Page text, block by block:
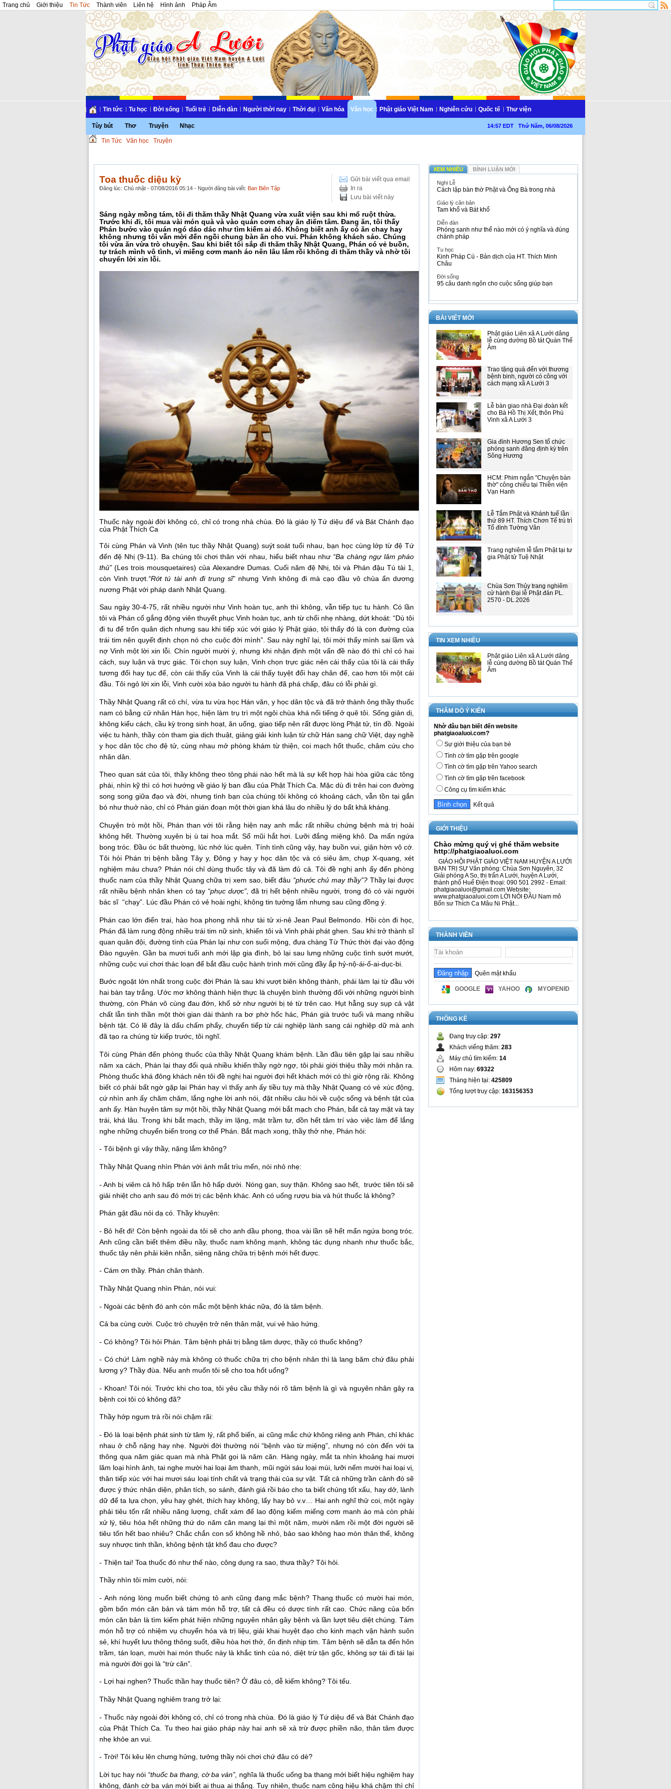
Trang chủ Giới thiệu Tin Tức Thành viên Liên hệ Hình ảnh Pháp Âm
Tin tức Tu học Đời sống Tuổi trẻ Diễn đàn Người thời nay Thời đại Văn hóa Văn học
Tùy bút Thơ Truyện Nhạc
Phật giáo Việt Nam Nghiên cứu Quốc tế Thư viện
14:57 EDT Thứ Năm, 06/08/2026
Tin Tức Văn học Truyện
Gửi bài viết qua email
In ra
Lưu bài viết này
Toa thuốc diệu kỳ
Đăng lúc: Chủ nhật - 07/08/2016 05:14 - Người đăng bài viết: Ban Biên Tập
Sáng ngày mồng tám, tôi đi thăm thầy Nhật Quang vừa xuất viện sau khi mổ ruột thừa.
Trước khi đi, tôi mua vài món quà và vào quán cơm chay ăn điểm tâm. Đang ăn, tôi thấy
Phán bước vào quán ngó dáo dác như tìm kiếm ai đó. Không biết anh ấy có ăn chay hay
không nhưng tôi vẫn mời đến ngồi chung bàn ăn cho vui. Phán không khách sáo. Chúng
tôi vừa ăn vừa trò chuyện. Sau khi biết tôi sắp đi thăm thầy Nhật Quang, Phán có vẻ buồn,
tự trách mình vô tình, vì miếng cơm manh áo nên lâu lắm rồi không đi thăm thầy và nhờ tôi
chuyển lời xin lỗi.
Thuốc này ngoài đời không có, chỉ có trong nhà chùa. Đó là giáo lý Tứ diệu đế và Bát Chánh đạo
của Phật Thích Ca
Tôi cùng Phán và Vinh (tên tục thầy Nhật Quang) suýt soát tuổi nhau, bạn học cùng lớp từ đệ Tứ
đến đệ Nhị (9-11). Ba chúng tôi chơi thân với nhau, hiểu biết nhau như “Ba chàng ngự lâm pháo
thủ”(Les trois mousquetaires) của Alexandre Dumas. Cuối năm đệ Nhị, tôi và Phán đậu Tú tài 1,
còn Vinh trượt. “Rớt tú tài anh đi trung sĩ” nhưng Vinh không đi mà cạo đầu vô chùa ẩn dương
nương Phật với pháp danh Nhật Quang.
Sau ngày 30-4-75, rất nhiều người như Vinh hoàn tục, anh thì không, vẫn tiếp tục tu hành. Có lần
tôi và Phán cố gắng động viên thuyết phục Vinh hoàn tục, anh từ chối nhẹ nhàng, dứt khoát: “Dù tôi
đi tu để trốn quân dịch nhưng sau khi tiếp xúc với giáo lý Phật giáo, tôi thấy đó là con đường của
trái tim nên quyết định chọn nó cho cuộc đời mình”. Sau này nghĩ lại, tôi mới thấy mình sai lầm và
nợ Vinh một lời xin lỗi. Chín người mười ý, nhưng khi nhận định một vấn đề nào đó thì chỉ có hai
cách, suy luận và trực giác. Tôi chọn suy luận, Vinh chọn trực giác nên cái thấy của tôi là cái thấy
tương đối hay tục đế, còn cái thấy của Vinh là cái thấy tuyệt đối hay chân đế, cao hơn tôi một cái
đầu. Tôi ngỏ lời xin lỗi, Vinh cười xòa bảo người tu hành đã phá chấp, đâu có lỗi phải gì.
Thầy Nhật Quang rất có chí, vừa tu vừa học Hán văn, y học dân tộc và đã trở thành ông thầy thuốc
nam có bằng cử nhân Hán học, hiện làm trụ trì một ngôi chùa khá nổi tiếng ở quê tôi. Sống giản dị,
không kiểu cách, cầu kỳ trong sinh hoạt, ăn uống, giao tiếp nên rất được lòng Phật tử, tín đồ. Ngoài
việc tu hành, thầy còn tham gia dịch thuật, giảng giải kinh luận từ chữ Hán sang chữ Việt, dạy nghề
y học dân tộc cho đệ tử, cùng nhau mở phòng khám từ thiện, coi mạch hốt thuốc, châm cứu cho
nhân dân.
Theo quan sát của tôi, thầy không theo tông phái nào hết mà là sự kết hợp hài hòa giữa các tông
phái, nhìn kỹ thì có hơi hướng về giáo lý ban đầu của Phật Thích Ca. Mặc dù đi trên hai con đường
song song giữa đạo và đời, nhưng tình bạn của chúng tôi không có khoảng cách, vẫn tồn tại gắn
bó như thuở nào, chỉ có Phán gián đoạn một thời gian khá lâu do nhiều lý do bất khả kháng.
Chuyện trò một hồi, Phán than với tôi rằng hiện nay anh mắc rất nhiều chứng bệnh mà trị hoài
không hết. Thường xuyên bị ù tai hoa mắt. Sổ mũi hắt hơi. Lưỡi đắng miệng khô. Da mẩn ngứa
bong tróc. Đầu óc bất thường, lúc nhớ lúc quên. Tính tình cũng vậy, hay buồn vui, giận hờn vô cớ.
Tôi hỏi Phán trị bệnh bằng Tây y, Đông y hay y học dân tộc và có siêu âm, chụp X-quang, xét
nghiệm máu chưa? Phán nói chỉ dùng thuốc tây và đã làm đủ cả. Tôi đề nghị anh ấy đến phòng
thuốc nam của thầy Nhật Quang chữa trị xem sao, biết đâu “phước chủ may thầy”?Thầy lại được
rất nhiều bệnh nhân khen có tay “phục dược”, đã trị hết bệnh nhiều người, trong đó có vài người
bác sĩ “chạy”. Lúc đầu Phán có vẻ hoài nghi, không tin tưởng lắm nhưng sau cũng đồng ý.
Phán cao lớn điển trai, hào hoa phong nhã như tài tử xi-nê Jean Paul Belmondo. Hồi còn đi học,
Phán đã làm rung động nhiều trái tim nữ sinh, khiến tôi và Vinh phải phát ghen. Sau khi trở thành sĩ
quan quân đội, đường tình của Phán lại như con suối mộng, đưa chàng Từ Thức thời đại vào động
Đào nguyên. Gần ba mươi tuổi anh mới lập gia đình, bỏ lại sau lưng những cuộc tình sướt mướt,
những cuộc vui chơi thác loạn để bắt đầu cuộc hành trình mới cũng đầy ắp hỷ-nộ-ái-ố-ai-dục-bi.
Bước ngoặt lớn nhất trong cuộc đời Phán là sau khi vượt biên không thành, phải làm lại từ đầu với
hai bàn tay trắng. Ước mơ không thành hiện thực là chuyện bình thường đối với những người bình
thường, còn Phán vô cùng đau đớn, khổ sở như người bị té từ trên cao. Hụt hẫng suy sụp cả vật
chất lẫn tinh thần một thời gian dài thành ra bơ phờ hốc hác, Phán già trước tuổi và mang nhiều
bệnh tật. Có lẽ đây là dấu chấm phẩy, chuyển tiếp từ cái nghiệp lành sang cái nghiệp dữ mà anh
đã tạo ra chúng từ kiếp trước, tôi nghĩ.
Tôi cùng Phán đến phòng thuốc của thầy Nhật Quang khám bệnh. Lần đầu tiên gặp lại sau nhiều
năm xa cách, Phán lại thay đổi quá nhiều khiến thầy ngờ ngợ, tôi phải giới thiệu thầy mới nhận ra.
Phòng thuốc khá đông khách nên tôi đề nghị hai người đợi hết khách mới có thì giờ rộng rãi. Không
biết có phải bất ngờ gặp lại Phán hay vì thấy anh ấy tiều tụy mà thầy Nhật Quang có vẻ xúc động,
cứ nhìn anh ấy chăm chăm, lắng nghe lời anh nói, đặt nhiều câu hỏi về cuộc sống và bệnh tật của
anh ấy. Hàn huyên tâm sự một hồi, thầy Nhật Quang mới bắt mạch cho Phán, bắt cả tay mặt và tay
trái, khá lâu. Trong khi bắt mạch, thầy im lặng, mặt trầm tư, dồn hết tâm trí vào việc làm để lắng
nghe những chuyển biến trong cơ thể Phán. Bắt mạch xong, thầy thở nhẹ, Phán hỏi:
- Tôi bệnh gì vậy thầy, nặng lắm không?
Thầy Nhật Quang nhìn Phán với ánh mắt trìu mến, nói nhỏ nhẹ:
- Anh bị viêm cả hô hấp trên lẫn hô hấp dưới. Nóng gan, suy thận. Không sao hết, trước tiên tôi sẽ
giải nhiệt cho anh sau đó mới trị các bệnh khác. Anh có uống rượu bia và hút thuốc lá không?
Phán gật đầu nói dạ có. Thầy khuyên:
- Bỏ hết đi! Còn bệnh ngoài da tôi sẽ cho anh dầu phong, thoa vài lần sẽ hết mẩn ngứa bong tróc.
Anh cũng cần biết thêm điều nầy, thuốc nam không mạnh, không tác dụng nhanh như thuốc bắc,
thuốc tây nên phải kiên nhẫn, siêng năng chữa trị bệnh mới hết được.
- Cám ơn thầy. Phán chân thành.
Thầy Nhật Quang nhìn Phán, nói vui:
- Ngoài các bệnh đó anh còn mắc một bệnh khác nữa, đó là tâm bệnh.
Cả ba cùng cười. Cuộc trò chuyện trở nên thân mật, vui vẻ hào hứng.
- Có không? Tôi hỏi Phán. Tâm bệnh phải trị bằng tâm dược, thầy có thuốc không?
- Có chứ! Làm nghề này mà không có thuốc chữa trị cho bệnh nhân thì là lang băm chứ đâu phải
lương y? Thầy đùa. Nếu anh muốn tôi sẽ cho toa hốt uống?
- Khoan! Tôi nói. Trước khi cho toa, tôi yêu cầu thầy nói rõ tâm bệnh là gì và nguyên nhân gây ra
bệnh coi tôi có không đã?
Thầy hớp ngụm trà rồi nói chậm rãi:
- Đó là loại bệnh phát sinh từ tâm lý, rất phổ biến, ai cũng mắc chứ không riêng anh Phán, chỉ khác
nhau ở chỗ nặng hay nhẹ. Người đời thường nói “bệnh vào từ miệng”, nhưng nó còn đến với ta
thông qua năm giác quan mà nhà Phật gọi là năm căn. Hàng ngày, mắt ta nhìn khoảng hai mươi
lăm loại hình ảnh, tai nghe mười hai loại âm thanh, mũi ngửi sáu loại mùi, lưỡi nếm mười hai loại vị,
thân tiếp xúc với hai mươi sáu loại tính chất và trạng thái của sự vật. Tất cả những trần cảnh đó sẽ
được ý thức nhận diện, phân tích, so sánh, đánh giá rồi báo cho ta biết chúng tốt xấu, hay dở, lành
dữ để ta lựa chọn, yêu hay ghét, thích hay không, lấy hay bỏ v.v… Hai anh nghĩ thử coi, một ngày
phải tiêu tốn rất nhiều năng lượng, chất xám để lao động kiếm miếng cơm manh áo mà còn phải
xử lý, tiêu hóa hết những thứ do năm căn mang lại thì một năm, mười năm rồi một đời người sẽ
tiêu tốn hết bao nhiêu? Chắc chắn con số không hề nhỏ, bảo sao không hao mòn thân thể, không
suy nhược tinh thần, không bệnh tật khổ đau cho được?
- Thiện tai! Toa thuốc đó như thế nào, công dụng ra sao, thưa thầy? Tôi hỏi.
Thầy nhìn tôi mỉm cười, nói:
- Anh nóng lòng muốn biết chứng tỏ anh cũng đang mắc bệnh? Thang thuốc có mười hai món,
gồm bốn món căn bản và tám món hỗ trợ, tất cả đều có dược tính rất cao. Chức năng của bốn
món căn bản là tìm kiếm phát hiện những nguyên nhân gây bệnh và lần lượt tiêu diệt chúng. Tám
món hỗ trợ có nhiệm vụ chuyển hóa và trị liệu, giải khai huyệt đạo cho kinh mạch vận hành suôn
sẻ, khí huyết lưu thông thông suốt, điều hòa hơi thở, ổn định nhịp tim. Tâm bệnh sẽ dẫn ta đến hôn
trầm, tán loạn, mười hai món thuốc này là khắc tinh của nó, diệt trừ tận gốc, không sợ tái đi tái lại
mà người đời gọi là “trừ căn”.
- Lợi hại nghen? Thuốc thần hay thuốc tiên? Ở đâu có, dễ kiếm không? Tôi tếu.
Thầy Nhật Quang nghiêm trang trở lại:
- Thuốc này ngoài đời không có, chỉ có trong nhà chùa. Đó là giáo lý Tứ diệu đế và Bát Chánh đạo
của Phật Thích Ca. Tu theo hai giáo pháp này hai anh sẽ xả trừ được phiền não, thân tâm được
nhẹ khỏe an vui.
- Trời! Tôi kêu lên chưng hửng, tưởng thầy nói chơi chứ đâu có dè?
Lời tục hay nói “thuốc ba thang, cờ ba ván”, nghĩa là thuốc uống ba thang mới biết hiệu nghiệm hay
không, đánh cờ ba ván mới biết ai thua ai thắng. Tuy nhiên, thuốc nam công hiệu khá chậm thì chỉ
XEM NHIỀU BÌNH LUẬN MỚI
Nghi Lễ
Cách lập bàn thờ Phật và Ông Bà trong nhà
Giáo lý căn bản
Tam khổ và Bát khổ
Diễn đàn
Phóng sanh như thế nào mới có ý nghĩa và đúng
chánh pháp
Tu học
Kinh Pháp Cú - Bản dịch của HT. Thích Minh
Châu
Đời sống
95 câu danh ngôn cho cuộc sống giúp bạn
BÀI VIẾT MỚI
Phật giáo Liên xã A Lưới dâng
lễ cúng dường Bồ tát Quán Thế
Âm
Trao tặng quà đến với thương
bệnh binh, người có công với
cách mạng xã A Lưới 3
Lễ bàn giao nhà Đại đoàn kết
cho Bà Hồ Thị Xết, thôn Phú
Vinh xã A Lưới 3
Gia đình Hương Sen tổ chức
phóng sanh đăng định kỳ trên
Sông Hương
HCM: Phim ngắn "Chuyện bàn
thờ" công chiếu tại Thiền viện
Vạn Hanh
Lễ Tắm Phật và Khánh tuế lần
thứ 89 HT. Thích Chơn Tế trú trì
Tổ đình Tường Vân
Trang nghiêm lễ tắm Phật tại tư
gia Phật tử Tuệ Nhật
Chùa Sơn Thủy trang nghiêm
cử hành Đại lễ Phật đản PL.
2570 - DL.2026
TIN XEM NHIỀU
Phật giáo Liên xã A Lưới dâng
lễ cúng dường Bồ tát Quán Thế
Âm
THĂM DÒ Ý KIẾN
Nhờ đâu bạn biết đến website
phatgiaoaluoi.com?
Sự giới thiệu của bạn bè
Tình cờ tìm gặp trên google
Tình cờ tìm gặp trên Yahoo search
Tình cờ tìm gặp trên facebook
Công cụ tìm kiếm khác
Kết quả
GIỚI THIỆU
Chào mừng quý vị ghé thăm website
http://phatgiaoaluoi.com
GIÁO HỘI PHẬT GIÁO VIỆT NAM HUYỆN A LƯỚI
BAN TRỊ SỰ Văn phòng: Chùa Sơn Nguyên, 32
Giải phóng A So, thị trấn A Lưới, huyện A Lưới,
thành phố Huế Điện thoại: 090 501 2992 - Email:
phatgiaoaluoi@gmail.com Website:
www.phatgiaoaluoi.com LỜI NÓI ĐẦU Nam mô
Bổn sư Thích Ca Mâu Ni Phật...
THÀNH VIÊN
Quên mật khẩu
GOOGLE YAHOO MYOPENID
THỐNG KÊ
Đang truy cập: 297
Khách viếng thăm: 283
Máy chủ tìm kiếm: 14
Hôm nay: 69322
Tháng hiện tại: 425809
Tổng lượt truy cập: 163156353